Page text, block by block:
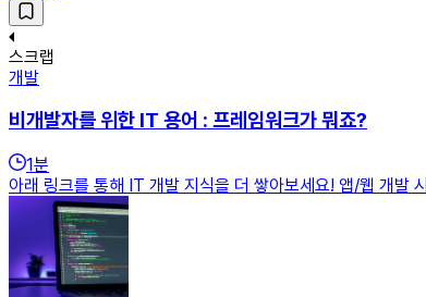
스크랩
개발
비개발자를 위한 IT 용어 : 프레임워크가 뭐죠?
1분
아래 링크를 통해 IT 개발 지식을 더 쌓아보세요! 앱/웹 개발